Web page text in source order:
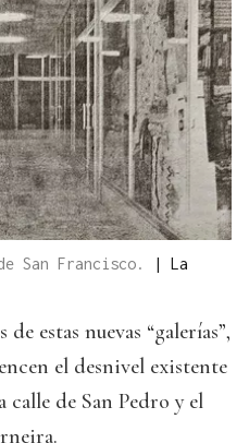
San Francisco. | La
estas nuevas “galerías”,
el desnivel existente
de San Pedro y el